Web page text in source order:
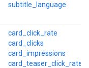
subtitle_language
card_click_rate
card_clicks
card_impressions
card_teaser_click_rate